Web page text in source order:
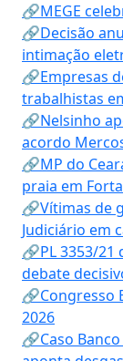
🔗MEGE
🔗Decisão
intimação
🔗Empresas
trabalhistas
🔗Nelsinho
acordo
🔗MP do
praia em
🔗Vítimas de
Judiciário em
🔗PL 3353/21
debate
🔗Congresso
2026
🔗Caso